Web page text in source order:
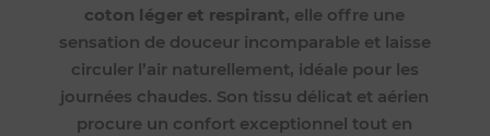
coton léger et respirant, elle offre une
sensation de douceur incomparable et laisse
circuler l’air naturellement, idéale pour les
journées chaudes. Son tissu délicat et aérien
procure un confort exceptionnel tout en